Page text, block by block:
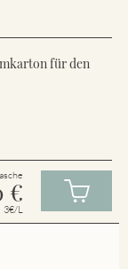
für den
€
3€/L